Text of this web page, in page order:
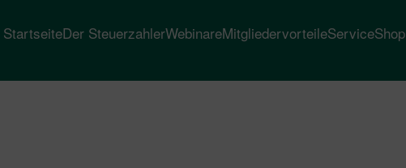
StartseiteDer SteuerzahlerWebinareMitgliedervorteileServiceShop